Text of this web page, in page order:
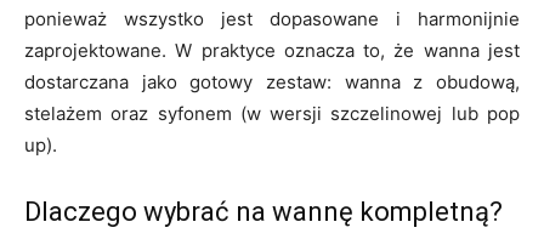
ponieważ wszystko jest dopasowane i harmonijnie
zaprojektowane. W praktyce oznacza to, że wanna jest
dostarczana jako gotowy zestaw: wanna z obudową,
stelażem oraz syfonem (w wersji szczelinowej lub pop
up).
Dlaczego wybrać na wannę kompletną?